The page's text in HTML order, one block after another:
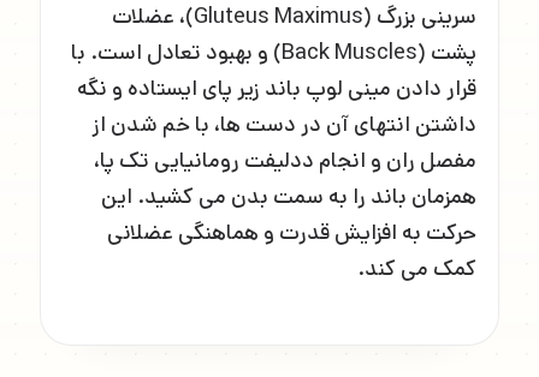
سرینی بزرگ (Gluteus Maximus)، عضلات
پشت (Back Muscles) و بهبود تعادل است. با
قرار دادن مینی لوپ باند زیر پای ایستاده و نگه
داشتن انتهای آن در دست ها، با خم شدن از
مفصل ران و انجام ددلیفت رومانیایی تک پا،
همزمان باند را به سمت بدن می کشید. این
حرکت به افزایش قدرت و هماهنگی عضلانی
کمک می کند.